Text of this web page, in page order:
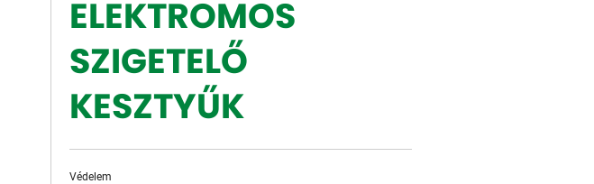
ELEKTROMOS
SZIGETELŐ
KESZTYŰK
Védelem